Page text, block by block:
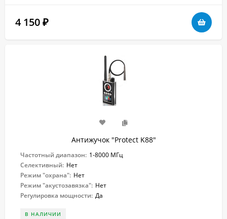
4 150 ₽
Антижучок "Protect K88"
Частотный диапазон: 1-8000 МГц
Селективный: Нет
Режим "охрана": Нет
Режим "акустозавязка": Нет
Регулировка мощности: Да
В НАЛИЧИИ